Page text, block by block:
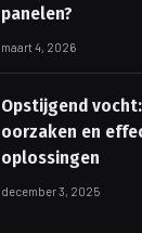
panelen?
maart 4, 2026
Opstijgend
oorzaken en
oplossingen
december 3, 2025